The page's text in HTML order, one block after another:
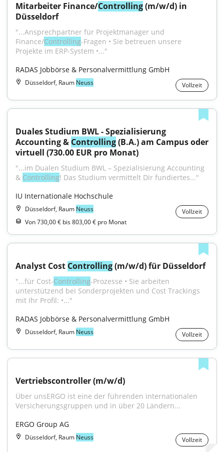
Mitarbeiter Finance/Controlling (m/w/d) in
Düsseldorf
"...Ansprechpartner für Projektmanager und
Finance/Controlling-Fragen • Sie betreuen unsere
Projekte im ERP-System •..."
RADAS Jobbörse & Personalvermittlung GmbH
Düsseldorf, Raum Neuss Vollzeit
Duales Studium BWL - Spezialisierung
Accounting & Controlling (B.A.) am Campus oder
virtuell (730.00 EUR pro Monat)
"...im Dualen Studium BWL – Spezialisierung Accounting
& Controlling! Das Studium vermittelt Dir fundiertes..."
IU Internationale Hochschule
Düsseldorf, Raum Neuss
Vollzeit
Von 730,00 € bis 803,00 € pro Monat
Analyst Cost Controlling (m/w/d) für Düsseldorf
"...für Cost-Controlling-Prozesse • Sie arbeiten
unterstützend bei Sonderprojekten und Cost Trackings
mit Ihr Profil: •..."
RADAS Jobbörse & Personalvermittlung GmbH
Düsseldorf, Raum Neuss Vollzeit
Vertriebscontroller (m/w/d)
Über unsERGO ist eine der führenden internationalen
Versicherungsgruppen und in über 20 Ländern...
ERGO Group AG
Düsseldorf, Raum Neuss Vollzeit